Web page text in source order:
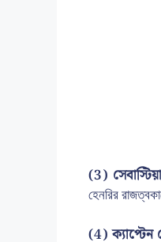
(3)
হেনরির
(4) ক্যাপ্টেন